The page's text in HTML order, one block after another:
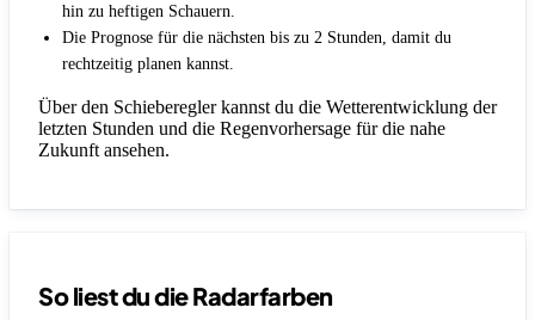
hin zu heftigen Schauern.
Die Prognose für die nächsten bis zu 2 Stunden, damit du
rechtzeitig planen kannst.
Über den Schieberegler kannst du die Wetterentwicklung der
letzten Stunden und die Regenvorhersage für die nahe
Zukunft ansehen.
So liest du die Radarfarben